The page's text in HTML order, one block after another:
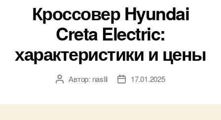
Кроссовер Hyundai
Creta Electric:
характеристики и цены
АвторАвтор: naslil
Дата17.01.2025